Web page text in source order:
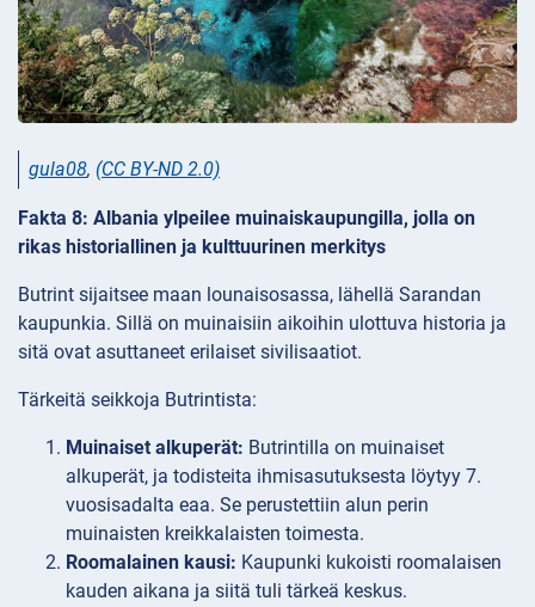
gula08, (CC BY-ND 2.0)
Fakta 8: Albania ylpeilee muinaiskaupungilla, jolla on
rikas historiallinen ja kulttuurinen merkitys
Butrint sijaitsee maan lounaisosassa, lähellä Sarandan
kaupunkia. Sillä on muinaisiin aikoihin ulottuva historia ja
sitä ovat asuttaneet erilaiset sivilisaatiot.
Tärkeitä seikkoja Butrintista:
Muinaiset alkuperät: Butrintilla on muinaiset
alkuperät, ja todisteita ihmisasutuksesta löytyy 7.
vuosisadalta eaa. Se perustettiin alun perin
muinaisten kreikkalaisten toimesta.
Roomalainen kausi: Kaupunki kukoisti roomalaisen
kauden aikana ja siitä tuli tärkeä keskus.